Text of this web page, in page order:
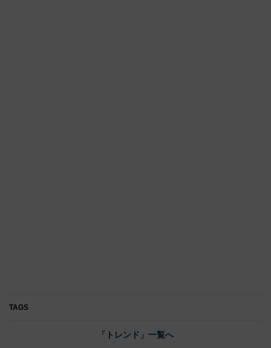
TAGS
「トレンド」一覧へ